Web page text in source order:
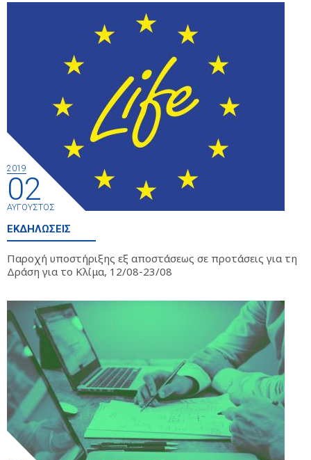
2019
02
ΑΎΓΟΥΣΤΟΣ
ΕΚΔΗΛΏΣΕΙΣ
Παροχή υποστήριξης εξ αποστάσεως σε προτάσεις για τη
Δράση για το Κλίμα, 12/08-23/08